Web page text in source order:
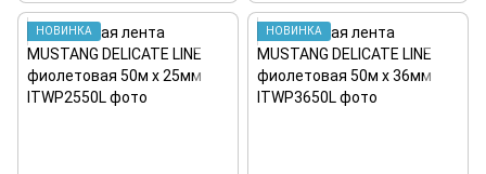
НОВИНКА НОВИНКА